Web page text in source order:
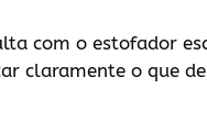
com o estofador
claramente o que